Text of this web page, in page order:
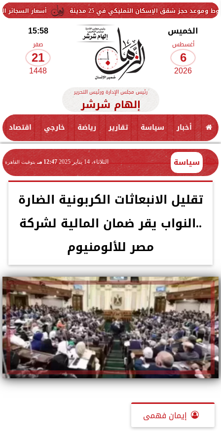
أسعار السجائر اليوم الخميس 6 أغسطس 2026 بعد الزيادة.. القائمة الكاملة
الخميس
أغسطس
6
2026
15:58
صفر
21
1448
رئيس مجلس الإدارة ورئيس التحرير
إلهام شرشر
أخبار سياسة تقارير رياضة خارجي اقتصاد
سياسة الثلاثاء، 14 يناير 2025 12:47 مـ بتوقيت القاهرة
تقليل الانبعاثات الكربونية الضارة
..النواب يقر ضمان المالية لشركة
مصر للألومنيوم
إيمان فهمى